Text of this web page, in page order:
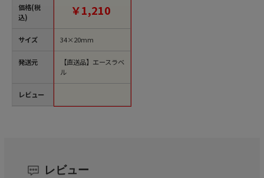
価格(税
込)
サイズ
発送元
レビュー
￥1,210
34×20mm
【直送品】エースラベ
ル
レビュー